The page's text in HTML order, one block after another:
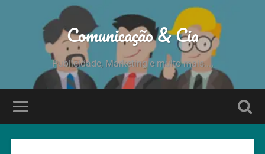
Comunicação & Cia
Publicidade, Marketing e muito mais....